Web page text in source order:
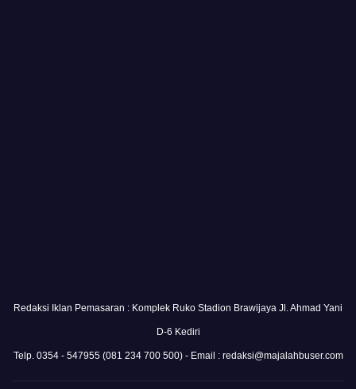
Redaksi Iklan Pemasaran : Komplek Ruko Stadion Brawijaya Jl. Ahmad Yani
D-6 Kediri
Telp. 0354 - 547955 (081 234 700 500) - Email : redaksi@majalahbuser.com